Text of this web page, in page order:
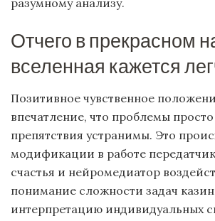
Отчего в прекрасном
вселенная кажется
Позитивное чувственное
впечатление, что проблемы
препятствия устранимы. Это
модификации в работе
счастья и нейромедиатор
понимание сложности задач
интерпретацию индивидуальных